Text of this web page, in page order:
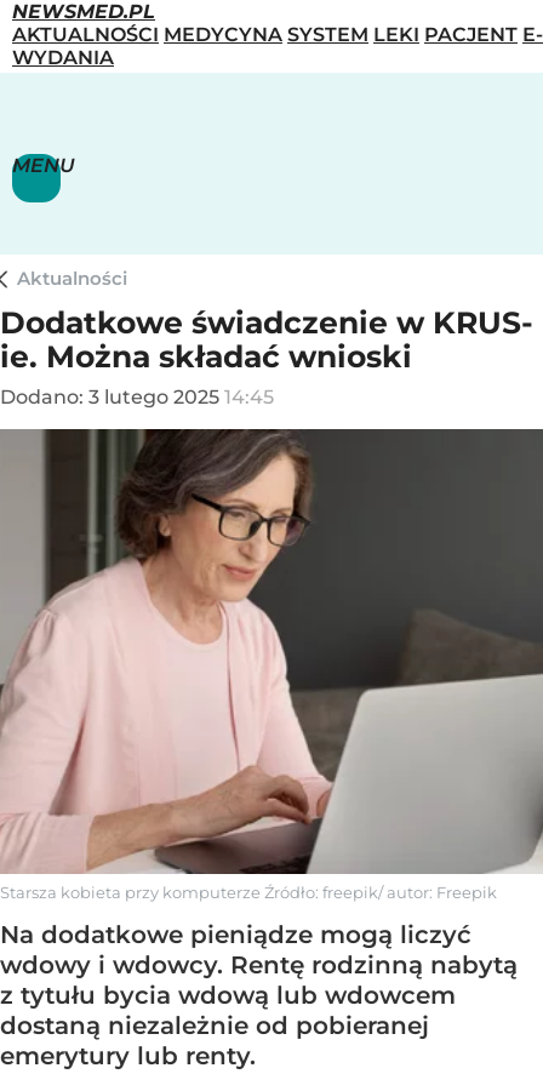
NEWSMED.PL
AKTUALNOŚCI MEDYCYNA SYSTEM LEKI PACJENT E-
WYDANIA
MENU
Aktualności
Dodatkowe świadczenie w KRUS-
ie. Można składać wnioski
Dodano: 3 lutego 2025 14:45
Starsza kobieta przy komputerze Źródło: freepik/ autor: Freepik
Na dodatkowe pieniądze mogą liczyć
wdowy i wdowcy. Rentę rodzinną nabytą
z tytułu bycia wdową lub wdowcem
dostaną niezależnie od pobieranej
emerytury lub renty.